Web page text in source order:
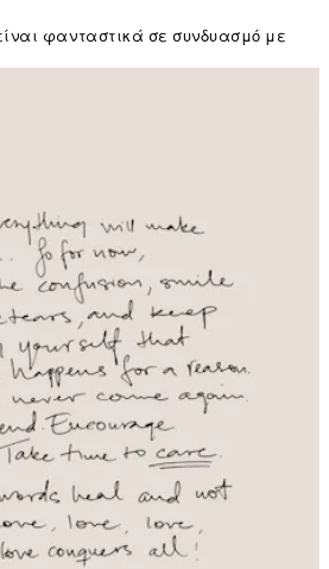
φανταστικά σε συνδυασμό με